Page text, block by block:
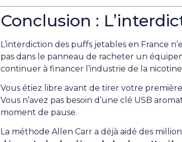
Conclusion :
L’interdiction des puffs jetables en France
pas dans le panneau de racheter un
continuer à financer l’industrie de la
Vous étiez libre avant de tirer votre
Vous n’avez pas besoin d’une clé USB
moment de pause.
La méthode Allen Carr a déjà aidé des